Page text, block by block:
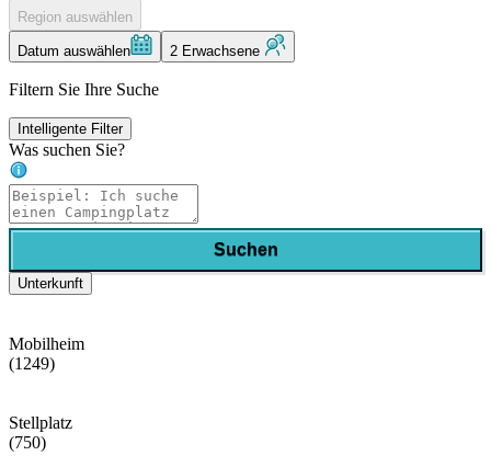
Region auswählen
Datum auswählen 2 Erwachsene
Filtern Sie Ihre Suche
Intelligente Filter
Was suchen Sie?
Suchen
Unterkunft
Mobilheim
(1249)
Stellplatz
(750)